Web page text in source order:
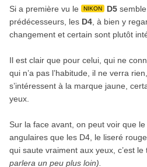
Si a première vu le NIKON D5semble
prédécesseurs, les D4, à bien y
changement et certain sont plutôt
Il est clair que pour celui, qui ne
qui n’a pas l’habitude, il ne verra
s’intéressent à la marque jaune,
yeux.
Sur la face avant, on peut voir que
angulaires que les D4, le liseré
qui saute vraiment aux yeux, c’est
parlera un peu plus loin).